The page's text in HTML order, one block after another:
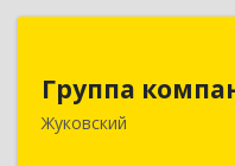
Группа
Жуковский
140180,